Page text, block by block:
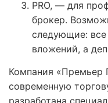
PRO, — для
брокер.
следующие:
вложений, а
Компания «Премьер
современную
разработана